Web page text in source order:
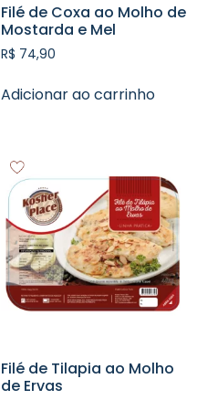
Filé de Coxa ao Molho de
Mostarda e Mel
R$ 74,90
Adicionar ao carrinho
Filé de Tilapia ao Molho
de Ervas